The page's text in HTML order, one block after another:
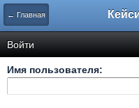
← Главная
Войти
Имя пользователя: